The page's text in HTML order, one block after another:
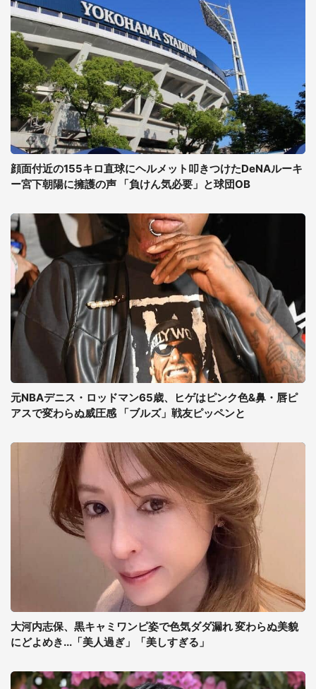
顔面付近の155キロ直球にヘルメット叩きつけたDeNAルーキ
ー宮下朝陽に擁護の声 「負けん気必要」と球団OB
元NBAデニス・ロッドマン65歳、ヒゲはピンク色&鼻・唇ピ
アスで変わらぬ威圧感 「ブルズ」戦友ピッペンと
大河内志保、黒キャミワンピ姿で色気ダダ漏れ 変わらぬ美貌
にどよめき...「美人過ぎ」「美しすぎる」